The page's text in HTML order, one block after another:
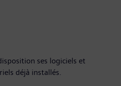
ses logiciels et
déjà installés.